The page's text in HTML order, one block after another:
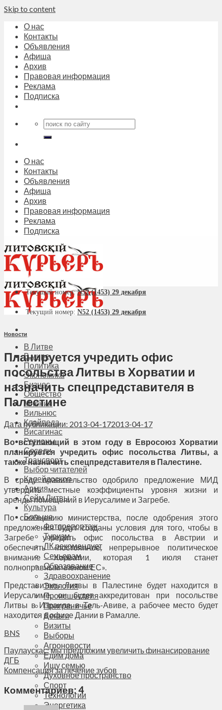
Skip to content
О нас
Контакты
Объявления
Афиша
Архив
Правовая информация
Реклама
Подписка
О нас
Контакты
Объявления
Афиша
Архив
Правовая информация
Реклама
Подписка
В Литве
В мире
Политика
Экономика
Бизнес
Общество
Мнения
Вильнюс
Клайпеда
Висагинас
Регионы
Соседи
Транспорт
Выбор читателей
Калейдоскоп
Армия
Сейм Литвы
Культура
Больше
Фоторепортаж
Туризм
ЛК рекомендует
Сеньорам
Образование
Здравоохранение
Экология
Происшествия
Приграничье
Деньги
Визиты
Выборы
Агроновости
Едим дома
Ищу семью
Духовное пространство
Спорт
Технологии
Энергетика
Текущий номер:N52 (1453) 29 декабря
Текущий номер: N52 (1453) 29 декабря
Новости
Планируется учредить офис
посольства Литвы в Хорватии и
назначить спецпредставителя в
Палестине
Дата публикации: 2013-04-172013-04-17
Во вступающий в этом году в Евросоюз Хорватии
планируется учредить офис посольства Литвы, а
также назначить спецпредставителя в Палестине.
В среду правительство одобрило предложение МИД
утвердить местные коэффициенты уровня жизни и
аренды помещений в Иерусалиме и Загребе.
По сообщению министерства, после одобрения этого
предложения будут созданы условия для того, чтобы в
Загребе учредить офис посольства в Австрии и
обеспечить «постоянное, непрерывное политическое
внимание Хорватии, которая 1 июля станет
полноправным членом ЕС».
Представитель Литвы в Палестине будет находится в
Иерусалиме, он будет аккредитован при посольстве
Литвы в Израиле, в Тель-Авиве, а рабочее место будет
находится в офисе Дании в Рамалле.
BNS
Паулаускас: мы предложим увеличить финансирование
ДГБ
Компенсация за лечение зубов
Комментариев: 4